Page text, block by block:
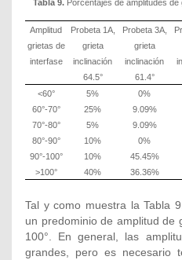
Tabla 9.Porcentajes de amplitudes de
Amplitud
grietas de
interfase
Probeta 1A,
grieta
inclinación
64.5°
Probeta 3A,
grieta
inclinación
61.4°
˂60°
5% 0%
60°-70°
25% 9.09%
70°-80°
5% 9.09%
80°-90°
10% 0%
90°-100°
10% 45.45%
˃100°
40% 36.36%
Tal y como muestra la Tabla
un predominio de amplitud de
100°. En general, las
grandes, pero es necesario